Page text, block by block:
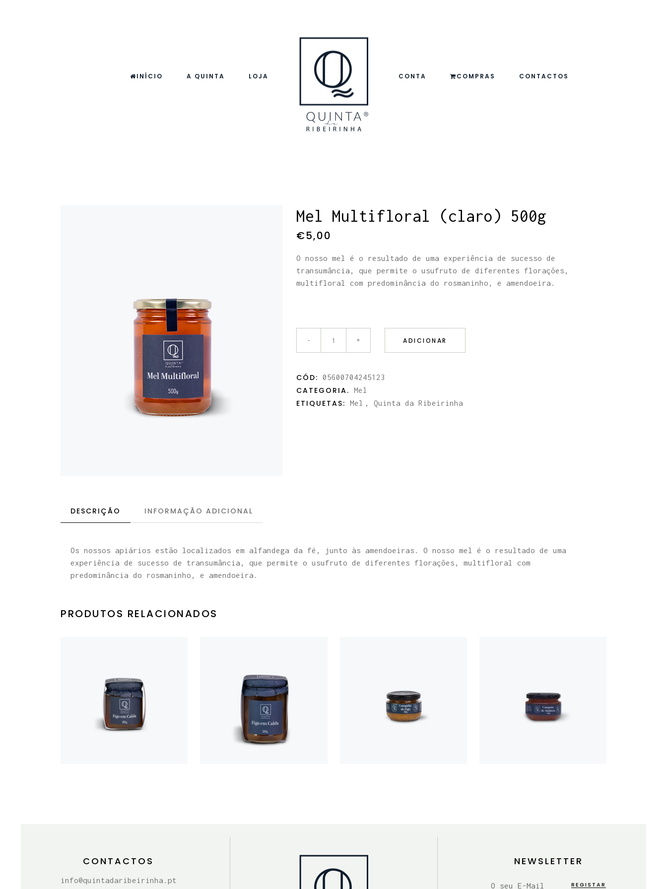
INÍCIO A QUINTA LOJA CONTA COMPRAS CONTACTOS
Mel Multifloral (claro) 500g
€5,00
O nosso mel é o resultado de uma experiência de sucesso de
transumância, que permite o usufruto de diferentes florações,
multifloral com predominância do rosmaninho, e amendoeira.
Mel
Multifloral
(claro)
ADICIONAR
CÓD: 05600704245123
CATEGORIA. Mel
ETIQUETAS: Mel , Quinta da Ribeirinha
DESCRIÇÃO INFORMAÇÃO ADICIONAL
Os nossos apiários estão localizados em alfandega da fé, junto às amendoeiras. O nosso mel é o resultado de uma
experiência de sucesso de transumância, que permite o usufruto de diferentes florações, multifloral com
predominância do rosmaninho, e amendoeira.
PRODUTOS RELACIONADOS
FIGO EM
CALDA
FIGO EM
CALDA
500G
COMPOTA
COMPOTA
DE
CONTACTOS
info@quintadaribeirinha.pt
NEWSLETTER